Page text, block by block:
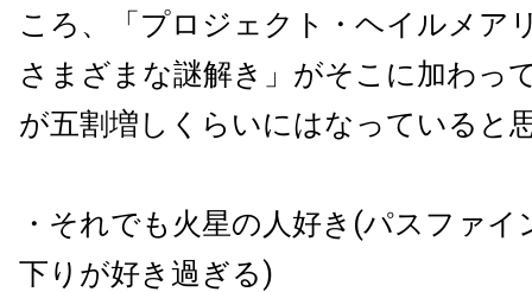
ころ、「プロジェクト・ヘイルメア
さまざまな謎解き」がそこに加わっ
が五割増しくらいにはなっていると
・それでも火星の人好き(パスファ
下りが好き過ぎる)